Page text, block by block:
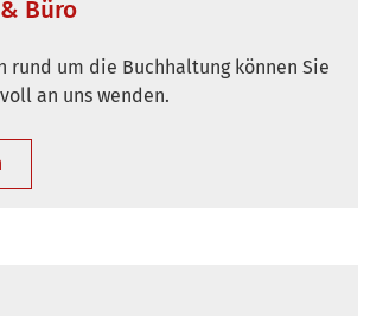
Büro
rund um die Buchhaltung können Sie
an uns wenden.